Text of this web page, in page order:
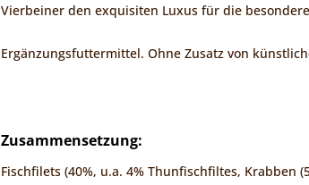
Vierbeiner den exquisiten Luxus für die
Ergänzungsfuttermittel. Ohne Zusatz von
Zusammensetzung:
Fischfilets (40%, u.a. 4% Thunfischfiltes, Krabben